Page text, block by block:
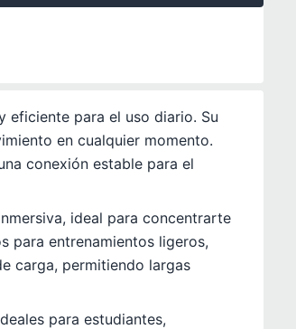
eficiente para el uso diario. Su
en cualquier momento.
conexión estable para el
ideal para concentrarte
para entrenamientos ligeros,
carga, permitiendo largas
para estudiantes,